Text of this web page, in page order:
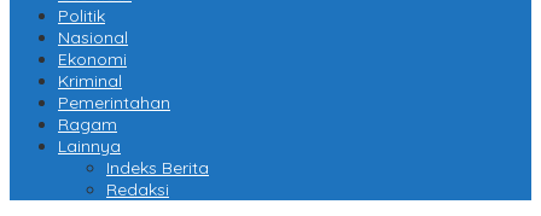
Politik
Nasional
Ekonomi
Kriminal
Pemerintahan
Ragam
Lainnya
Indeks Berita
Redaksi